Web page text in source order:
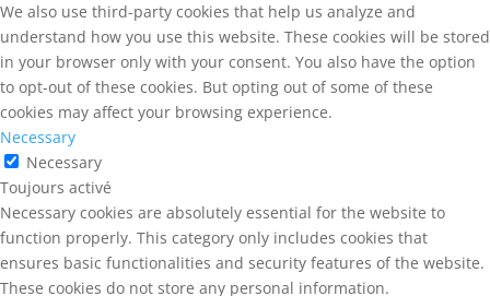
We also use third-party cookies that help us analyze and
understand how you use this website. These cookies will be stored
in your browser only with your consent. You also have the option
to opt-out of these cookies. But opting out of some of these
cookies may affect your browsing experience.
Necessary
Necessary
Toujours activé
Necessary cookies are absolutely essential for the website to
function properly. This category only includes cookies that
ensures basic functionalities and security features of the website.
These cookies do not store any personal information.